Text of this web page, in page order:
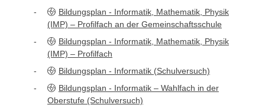
Bildungsplan - Informatik, Mathematik, Physik
(IMP) – Profilfach an der Gemeinschaftsschule
Bildungsplan - Informatik, Mathematik, Physik
(IMP) – Profilfach
Bildungsplan - Informatik (Schulversuch)
Bildungsplan - Informatik – Wahlfach in der
Oberstufe (Schulversuch)